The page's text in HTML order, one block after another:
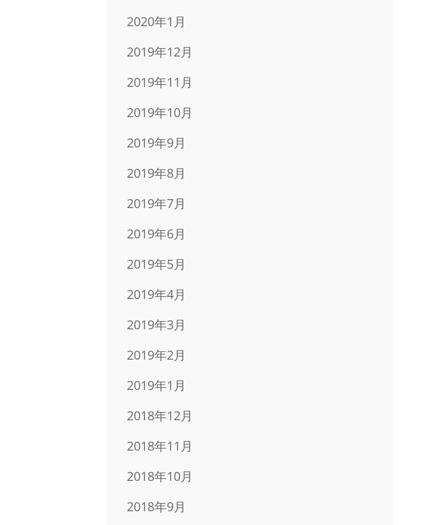
2020年1月
2019年12月
2019年11月
2019年10月
2019年9月
2019年8月
2019年7月
2019年6月
2019年5月
2019年4月
2019年3月
2019年2月
2019年1月
2018年12月
2018年11月
2018年10月
2018年9月